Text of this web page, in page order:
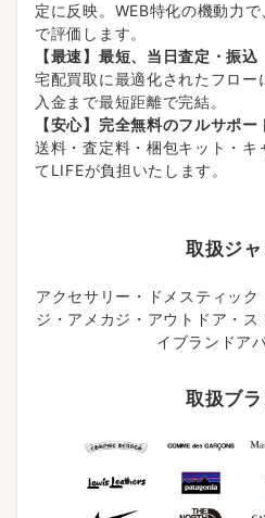
定に反映。WEB特化の機動力
で評価します。
【最速】最短、当日査定・振込
宅配買取に最適化されたフロ
入金まで最短距離で完結。
【安心】完全無料のフルサポー
送料・査定料・梱包キット・
てLIFEが負担いたします。
取扱ジ
アクセサリー・ドメスティッ
ジ・アメカジ・アウトドア・
イブランドア
取扱ブ